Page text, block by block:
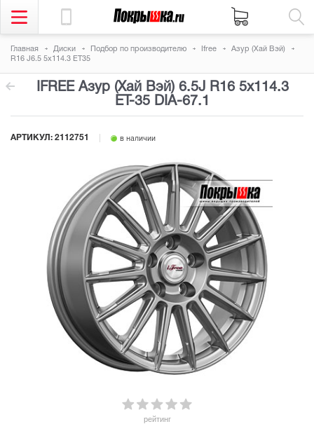
Главная Диски Подбор по производителю Ifree
Азур (Хай Вэй)
R16 J6.5 5x114.3 ET35
IFREE Азур (Хай Вэй) 6.5J R16 5x114.3
ET-35 DIA-67.1
рейтинг
АРТИКУЛ: 2112751 в наличии